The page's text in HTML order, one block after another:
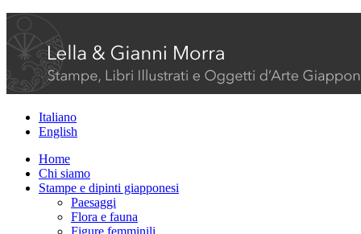
Italiano
English
Home
Chi siamo
Stampe e dipinti giapponesi
Paesaggi
Flora e fauna
Figure femminili